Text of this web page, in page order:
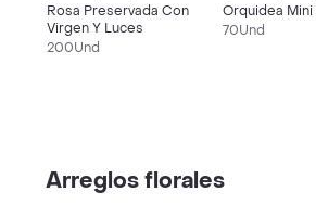
Rosa Preservada Con
Virgen Y Luces
200Und
Orquidea Mini
70Und
Arreglos florales